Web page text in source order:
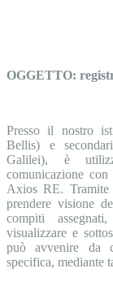
OGGETTO:
Presso il nostro
Bellis) e
Galilei), è
comunicazione
Axios RE. Tramite
prendere visione
compiti
visualizzare e
può avvenire da
specifica, mediante